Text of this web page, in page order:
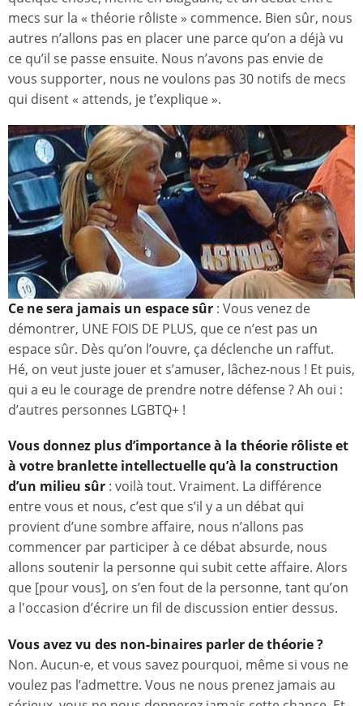
mecs sur la « théorie rôliste » commence. Bien sûr, nous
autres n’allons pas en placer une parce qu’on a déjà vu
ce qu’il se passe ensuite. Nous n’avons pas envie de
vous supporter, nous ne voulons pas 30 notifs de mecs
qui disent « attends, je t’explique ».
Ce ne sera jamais un espace sûr : Vous venez de
démontrer, UNE FOIS DE PLUS, que ce n’est pas un
espace sûr. Dès qu’on l’ouvre, ça déclenche un raffut.
Hé, on veut juste jouer et s’amuser, lâchez-nous ! Et puis,
qui a eu le courage de prendre notre défense ? Ah oui :
d’autres personnes LGBTQ+ !
Vous donnez plus d’importance à la théorie rôliste et
à votre branlette intellectuelle qu’à la construction
d’un milieu sûr : voilà tout. Vraiment. La différence
entre vous et nous, c’est que s’il y a un débat qui
provient d’une sombre affaire, nous n’allons pas
commencer par participer à ce débat absurde, nous
allons soutenir la personne qui subit cette affaire. Alors
que [pour vous], on s’en fout de la personne, tant qu’on
a l'occasion d’écrire un fil de discussion entier dessus.
Vous avez vu des non-binaires parler de théorie ?
Non. Aucun-e, et vous savez pourquoi, même si vous ne
voulez pas l’admettre. Vous ne nous prenez jamais au